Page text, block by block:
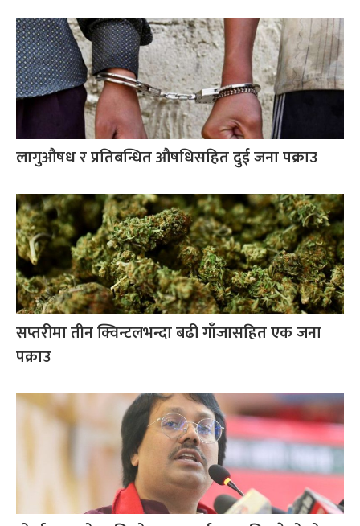
लागुऔषध र प्रतिबन्धित औषधिसहित दुई जना पक्राउ
सप्तरीमा तीन क्विन्टलभन्दा बढी गाँजासहित एक जना
पक्राउ